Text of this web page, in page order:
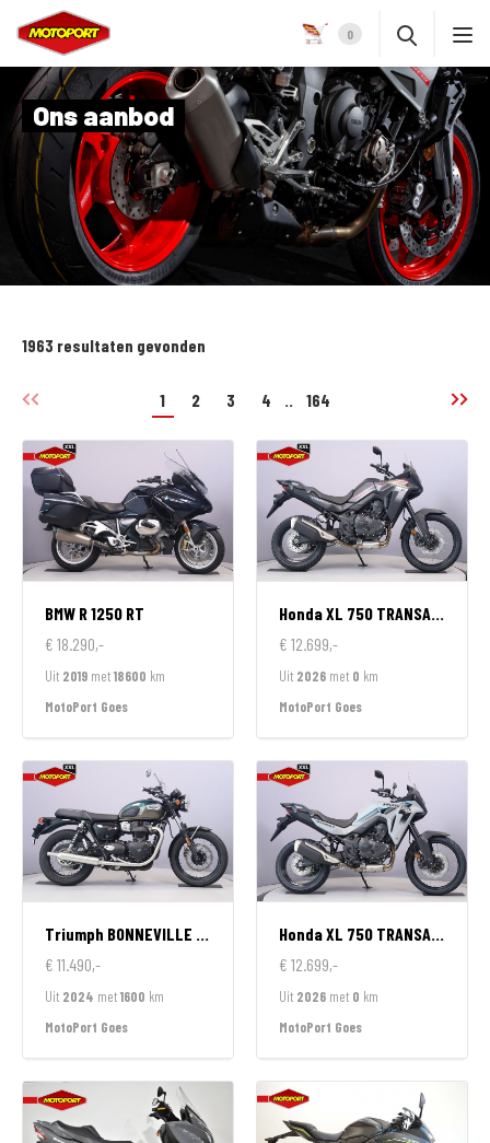
0
Ons aanbod
1963 resultaten gevonden
1 2 3 4 .. 164
BMW R 1250 RT
€ 18.290,-
Uit 2019 met18600 km
MotoPort Goes
HondaXL 750 TRANSALP
€ 12.699,-
Uit 2026 met 0 km
MotoPort Goes
Triumph BONNEVILLE T100
€ 11.490,-
Uit 2024 met1600 km
MotoPort Goes
HondaXL 750 TRANSALP
€ 12.699,-
Uit 2026 met 0 km
MotoPort Goes